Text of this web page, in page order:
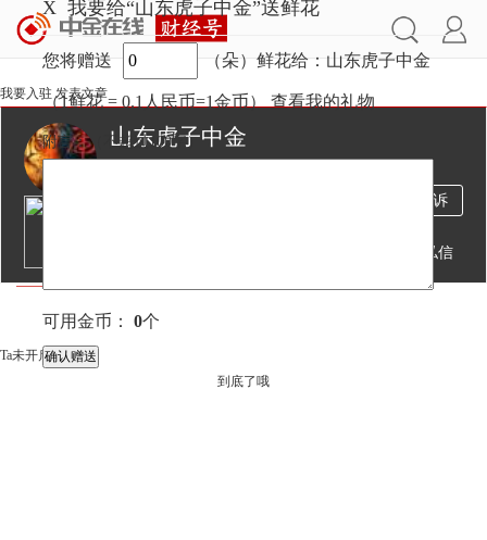
文章
我要入驻 发表文章
山东虎子中金
投诉
发私信
Ta未开启直播
X 我要给“山东虎子中金”送鲜花
您将赠送 （朵）鲜花给：山东虎子中金
（1鲜花 = 0.1人民币=1金币） 查看我的礼物
附言：（不超过100字）
可用金币： 0个
到底了哦